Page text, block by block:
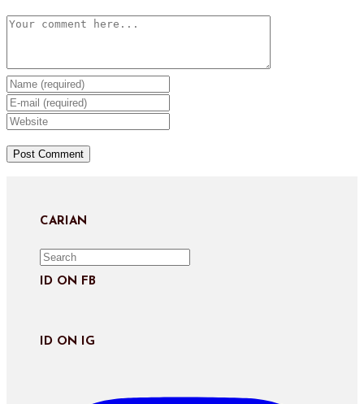
Comment
Enter
your
name
username
Enter
your
address
Enter
website
CARIAN
ID ON FB
ID ON IG